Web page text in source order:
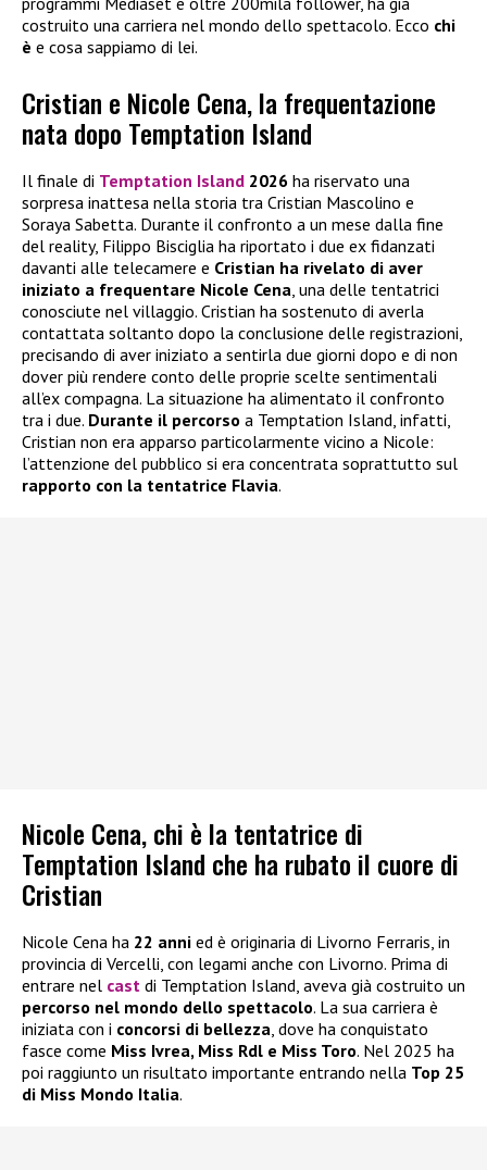
costruito una carriera nel mondo dello spettacolo. Ecco chi
è e cosa sappiamo di lei.
Cristian e Nicole Cena, la frequentazione
nata dopo Temptation Island
Il finale di Temptation Island 2026 ha riservato una
sorpresa inattesa nella storia tra Cristian Mascolino e
Soraya Sabetta. Durante il confronto a un mese dalla fine
del reality, Filippo Bisciglia ha riportato i due ex fidanzati
davanti alle telecamere e Cristian ha rivelato di aver
iniziato a frequentare Nicole Cena , una delle tentatrici
conosciute nel villaggio. Cristian ha sostenuto di averla
contattata soltanto dopo la conclusione delle registrazioni,
precisando di aver iniziato a sentirla due giorni dopo e di non
dover più rendere conto delle proprie scelte sentimentali
all’ex compagna. La situazione ha alimentato il confronto
tra i due. Durante il percorso a Temptation Island, infatti,
Cristian non era apparso particolarmente vicino a Nicole:
l’attenzione del pubblico si era concentrata soprattutto sul
rapporto con la tentatrice Flavia.
Nicole Cena, chi è la tentatrice di
Temptation Island che ha rubato il cuore di
Cristian
Nicole Cena ha 22 anni ed è originaria di Livorno Ferraris, in
provincia di Vercelli, con legami anche con Livorno. Prima di
entrare nel cast di Temptation Island, aveva già costruito un
percorso nel mondo dello spettacolo. La sua carriera è
iniziata con i concorsi di bellezza , dove ha conquistato
fasce come Miss Ivrea, Miss Rdl e Miss Toro. Nel 2025 ha
poi raggiunto un risultato importante entrando nella Top 25
di Miss Mondo Italia.